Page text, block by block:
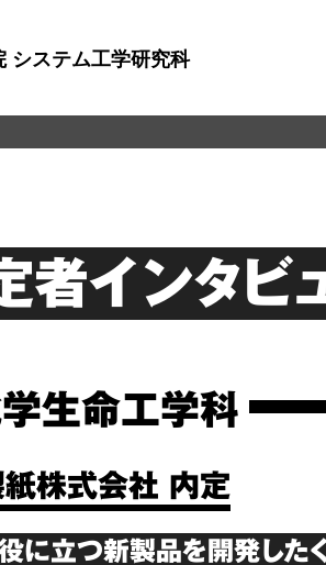
システム工学研究科
者インタビ
生命工学科
株式会社 内定
に立つ新製品を開発した